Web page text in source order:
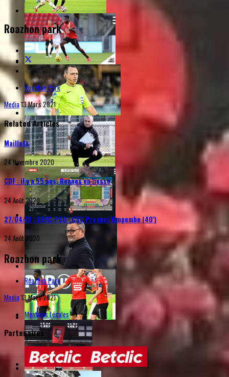
Roazhon park
Roazhon Park
Media13 Mars 2021
Related Articles
Maillots
24 Novembre 2020
CDF : il y a 55 ans, Rennes en liesse
24 Août 2020
27/04/19 : SRFC-PSG : CSC Presnel Kimpembe (40')
24 Août 2020
Roazhon park
Roazhon Park
Media 13 Mars 2021
Mentions Légales
Partenaires